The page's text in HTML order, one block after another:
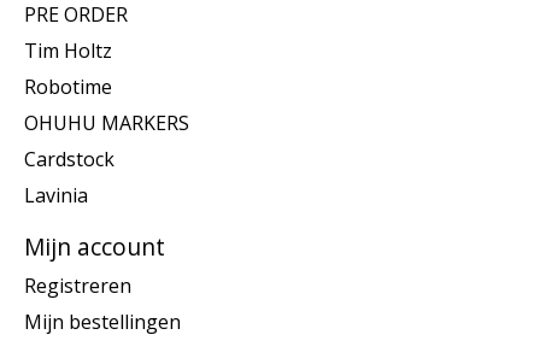
PRE ORDER
Tim Holtz
Robotime
OHUHU MARKERS
Cardstock
Lavinia
Mijn account
Registreren
Mijn bestellingen